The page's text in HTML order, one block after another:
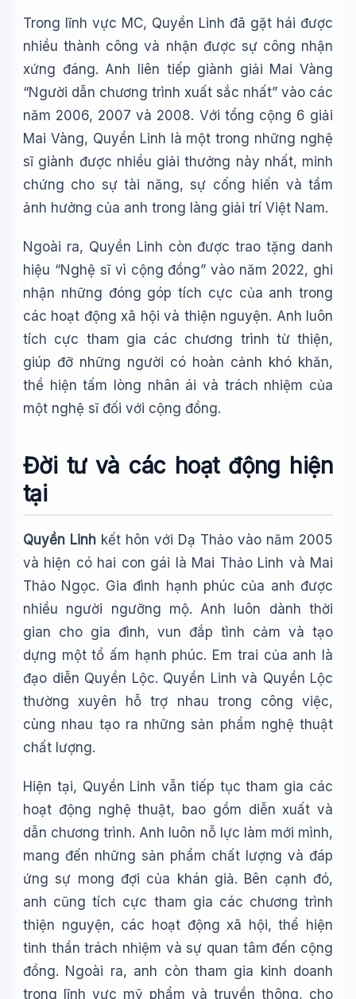
Trong lĩnh vực MC, Quyền Linh đã gặt hái được
nhiều thành công và nhận được sự công nhận
xứng đáng. Anh liên tiếp giành giải Mai Vàng
“Người dẫn chương trình xuất sắc nhất” vào các
năm 2006, 2007 và 2008. Với tổng cộng 6 giải
Mai Vàng, Quyền Linh là một trong những nghệ
sĩ giành được nhiều giải thưởng này nhất, minh
chứng cho sự tài năng, sự cống hiến và tầm
ảnh hưởng của anh trong làng giải trí Việt Nam.
Ngoài ra, Quyền Linh còn được trao tặng danh
hiệu “Nghệ sĩ vì cộng đồng” vào năm 2022, ghi
nhận những đóng góp tích cực của anh trong
các hoạt động xã hội và thiện nguyện. Anh luôn
tích cực tham gia các chương trình từ thiện,
giúp đỡ những người có hoàn cảnh khó khăn,
thể hiện tấm lòng nhân ái và trách nhiệm của
một nghệ sĩ đối với cộng đồng.
Đời tư và các hoạt động hiện
tại
Quyền Linh kết hôn với Dạ Thảo vào năm 2005
và hiện có hai con gái là Mai Thảo Linh và Mai
Thảo Ngọc. Gia đình hạnh phúc của anh được
nhiều người ngưỡng mộ. Anh luôn dành thời
gian cho gia đình, vun đắp tình cảm và tạo
dựng một tổ ấm hạnh phúc. Em trai của anh là
đạo diễn Quyền Lộc. Quyền Linh và Quyền Lộc
thường xuyên hỗ trợ nhau trong công việc,
cùng nhau tạo ra những sản phẩm nghệ thuật
chất lượng.
Hiện tại, Quyền Linh vẫn tiếp tục tham gia các
hoạt động nghệ thuật, bao gồm diễn xuất và
dẫn chương trình. Anh luôn nỗ lực làm mới mình,
mang đến những sản phẩm chất lượng và đáp
ứng sự mong đợi của khán giả. Bên cạnh đó,
anh cũng tích cực tham gia các chương trình
thiện nguyện, các hoạt động xã hội, thể hiện
tinh thần trách nhiệm và sự quan tâm đến cộng
đồng. Ngoài ra, anh còn tham gia kinh doanh
trong lĩnh vực mỹ phẩm và truyền thông, cho